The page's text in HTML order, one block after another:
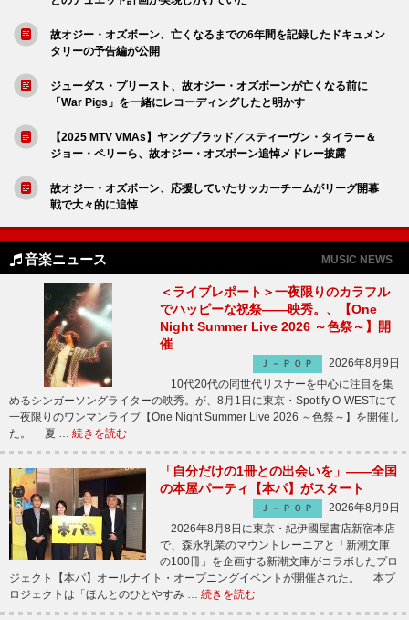
故オジー・オズボーン、亡くなるまでの6年間を記録したドキュメン
タリーの予告編が公開
ジューダス・プリースト、故オジー・オズボーンが亡くなる前に
「War Pigs」を一緒にレコーディングしたと明かす
【2025 MTV VMAs】ヤングブラッド／スティーヴン・タイラー＆
ジョー・ペリーら、故オジー・オズボーン追悼メドレー披露
故オジー・オズボーン、応援していたサッカーチームがリーグ開幕
戦で大々的に追悼
音楽ニュース MUSIC NEWS
＜ライブレポート＞一夜限りのカラフル
でハッピーな祝祭――映秀。、【One
Night Summer Live 2026 ～色祭～】開
催
Ｊ－ＰＯＰ
2026年8月9日
10代20代の同世代リスナーを中心に注目を集
めるシンガーソングライターの映秀。が、8月1日に東京・Spotify O-WESTにて
一夜限りのワンマンライブ【One Night Summer Live 2026 ～色祭～】を開催し
た。 夏 … 続きを読む
「自分だけの1冊との出会いを」――全国
の本屋パーティ【本パ】がスタート
Ｊ－ＰＯＰ
2026年8月9日
2026年8月8日に東京・紀伊國屋書店新宿本店
で、森永乳業のマウントレーニアと「新潮文庫
の100冊」を企画する新潮文庫がコラボしたプロ
ジェクト【本パ】オールナイト・オープニングイベントが開催された。 本プ
ロジェクトは「ほんとのひとやすみ … 続きを読む